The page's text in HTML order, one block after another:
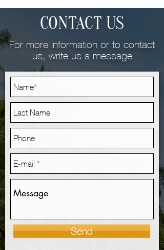
CONTACT US
For more information or to contact
us, write us a message
Send